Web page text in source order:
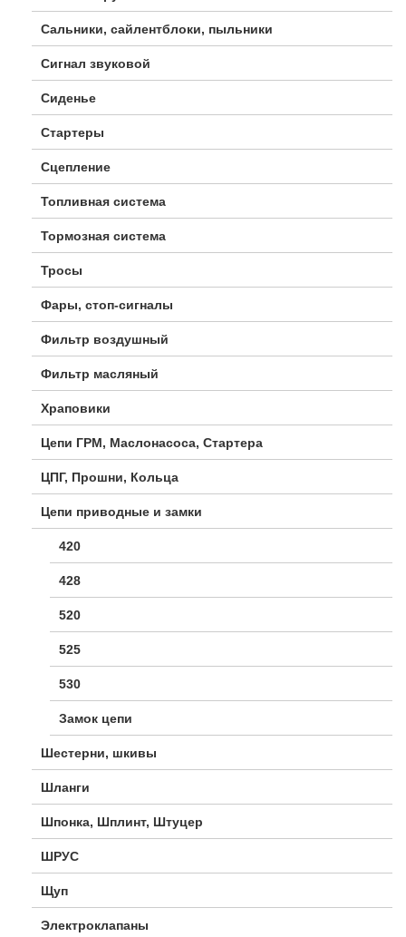
Сальники, сайлентблоки, пыльники
Сигнал звуковой
Сиденье
Стартеры
Сцепление
Топливная система
Тормозная система
Тросы
Фары, стоп-сигналы
Фильтр воздушный
Фильтр масляный
Храповики
Цепи ГРМ, Маслонасоса, Стартера
ЦПГ, Прошни, Кольца
Цепи приводные и замки
420
428
520
525
530
Замок цепи
Шестерни, шкивы
Шланги
Шпонка, Шплинт, Штуцер
ШРУС
Щуп
Электроклапаны